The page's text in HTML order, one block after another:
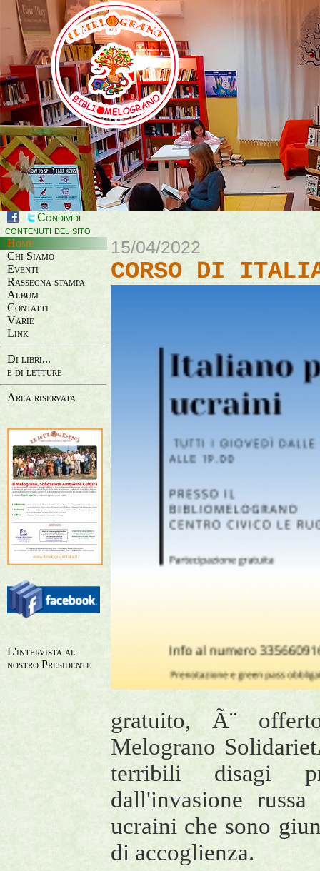
Condividi
i contenuti del sito
Home
Chi Siamo
Eventi
Rassegna stampa
Album
Contatti
Varie
Link
Di libri...
e di letture
Area riservata
L'intervista al
nostro Presidente
15/04/2022
CORSO DI
gratuito, Ã¨
Melograno
terribili disagi
dall'invasione
ucraini che sono
di accoglienza.